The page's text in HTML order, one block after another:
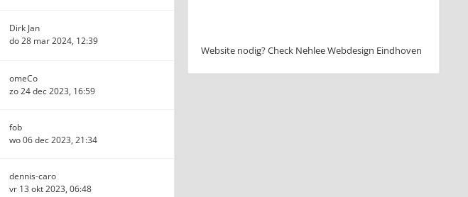
Dirk Jan
do 28 mar 2024, 12:39
omeCo
zo 24 dec 2023, 16:59
fob
wo 06 dec 2023, 21:34
dennis-caro
vr 13 okt 2023, 06:48
Website nodig? Check Nehlee Webdesign Eindhoven